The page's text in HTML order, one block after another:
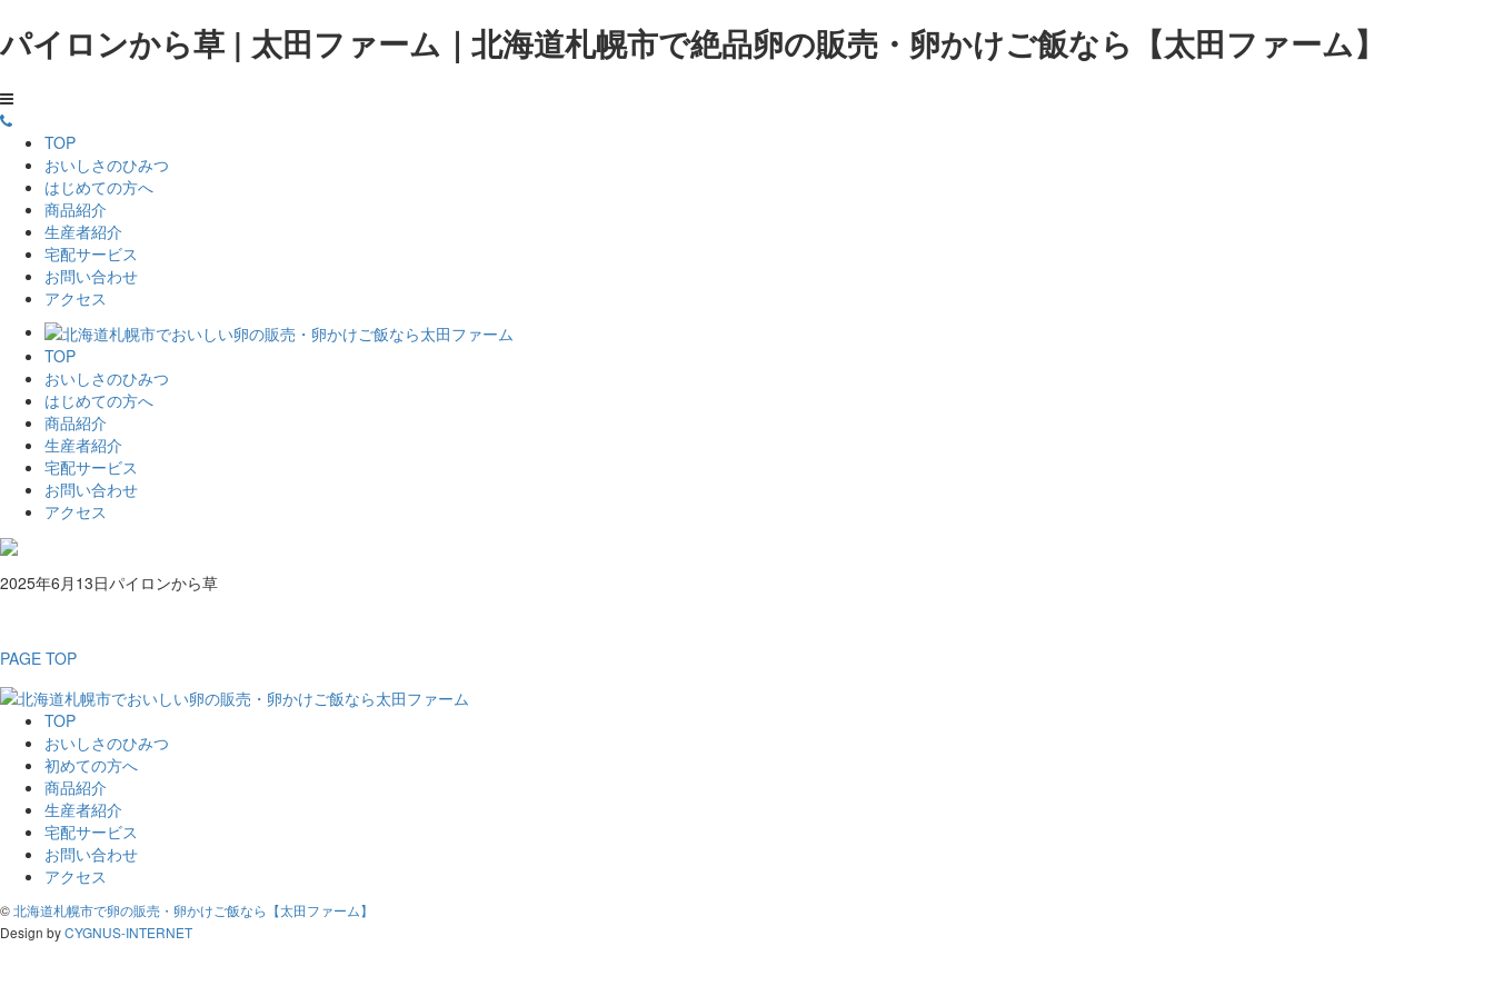
パイロンから草 | 太田ファーム｜北海道札幌市で絶品卵の販売・卵かけご飯なら【太田ファーム】
TOP
おいしさのひみつ
はじめての方へ
商品紹介
生産者紹介
宅配サービス
お問い合わせ
アクセス
TOP
おいしさのひみつ
はじめての方へ
商品紹介
生産者紹介
宅配サービス
お問い合わせ
アクセス
2025年6月13日パイロンから草
PAGE TOP
TOP
おいしさのひみつ
初めての方へ
商品紹介
生産者紹介
宅配サービス
お問い合わせ
アクセス
©北海道札幌市で卵の販売・卵かけご飯なら【太田ファーム】
Design byCYGNUS-INTERNET